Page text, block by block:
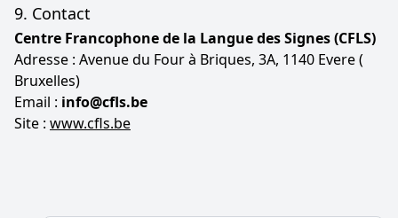
9. Contact
Centre Francophone de la Langue des Signes (CFLS)
Adresse : Avenue du Four à Briques, 3A, 1140 Evere (
Bruxelles)
Email : info@cfls.be
Site : www.cfls.be